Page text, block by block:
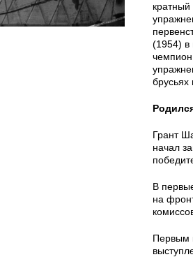
(1954) в
брусьях
Грант
начал
В
на
Первым